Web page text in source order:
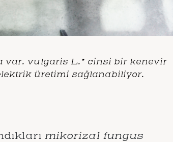
var. vulgaris L. ” cinsi bir kenevir
üretimi sağlanabiliyor.
mikorizal fungus